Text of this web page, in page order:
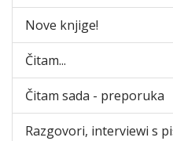
Nove knjige!
Čitam...
Čitam sada - preporuka
Razgovori, interviewi s